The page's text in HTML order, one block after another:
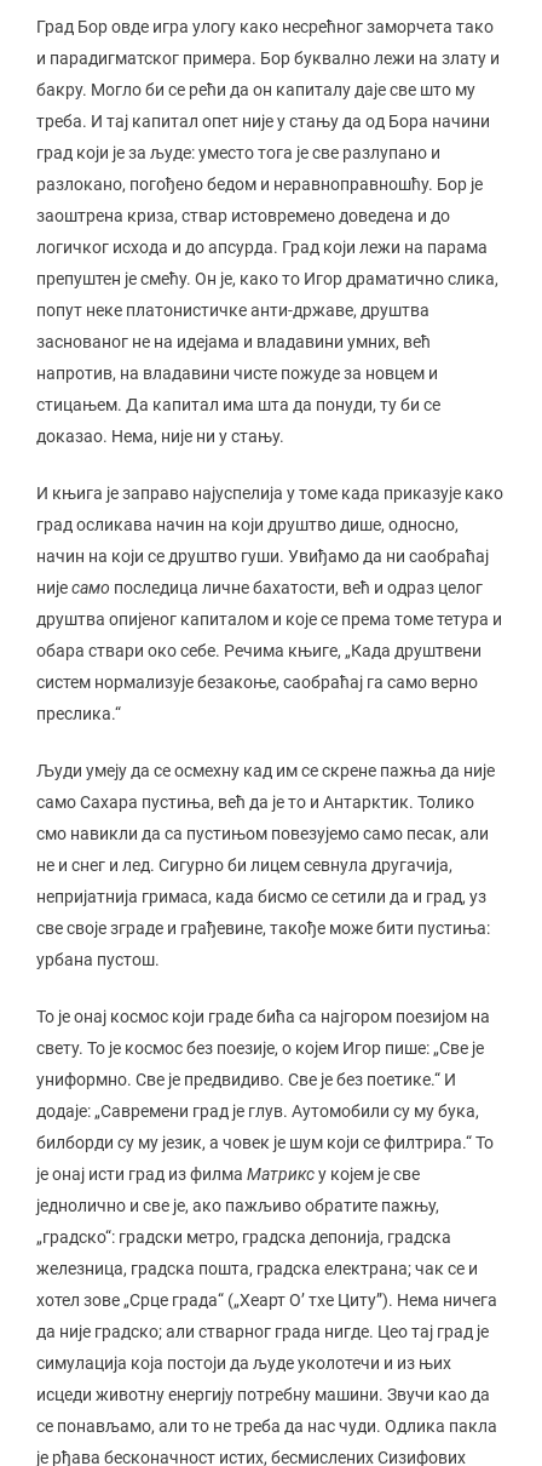
Град Бор овде игра улогу како несрећног заморчета тако
и парадигматског примера. Бор буквално лежи на злату и
бакру. Могло би се рећи да он капиталу даје све што му
треба. И тај капитал опет није у стању да од Бора начини
град који је за људе: уместо тога је све разлупано и
разлокано, погођено бедом и неравноправношћу. Бор је
заоштрена криза, ствар истовремено доведена и до
логичког исхода и до апсурда. Град који лежи на парама
препуштен је смећу. Он је, како то Игор драматично слика,
попут неке платонистичке анти-државе, друштва
заснованог не на идејама и владавини умних, већ
напротив, на владавини чисте пожуде за новцем и
стицањем. Да капитал има шта да понуди, ту би се
доказао. Нема, није ни у стању.
И књига је заправо најуспелија у томе када приказује како
град осликава начин на који друштво дише, односно,
начин на који се друштво гуши. Увиђамо да ни саобраћај
нијесамо последица личне бахатости, већ и одраз целог
друштва опијеног капиталом и које се према томе тетура и
обара ствари око себе. Речима књиге, „Када друштвени
систем нормализује безакоње, саобраћај га само верно
преслика.“
Људи умеју да се осмехну кад им се скрене пажња да није
само Сахара пустиња, већ да је то и Антарктик. Толико
смо навикли да са пустињом повезујемо само песак, али
не и снег и лед. Сигурно би лицем севнула другачија,
непријатнија гримаса, када бисмо се сетили да и град, уз
све своје зграде и грађевине, такође може бити пустиња:
урбана пустош.
То је онај космос који граде бића са најгором поезијом на
свету. То је космос без поезије, о којем Игор пише: „Све је
униформно. Све је предвидиво. Све је без поетике.“ И
додаје: „Савремени град је глув. Аутомобили су му бука,
билборди су му језик, а човек је шум који се филтрира.“ То
је онај исти град из филма Матриксу којем је све
једнолично и све је, ако пажљиво обратите пажњу,
„градско“: градски метро, градска депонија, градска
железница, градска пошта, градска електрана; чак се и
хотел зове „Срце града“ („Хеарт О’ тхе Цитy”). Нема ничега
да није градско; али стварног града нигде. Цео тај град је
симулација која постоји да људе уколотечи и из њих
исцеди животну енергију потребну машини. Звучи као да
се понављамо, али то не треба да нас чуди. Одлика пакла
је рђава бесконачност истих, бесмислених Сизифових